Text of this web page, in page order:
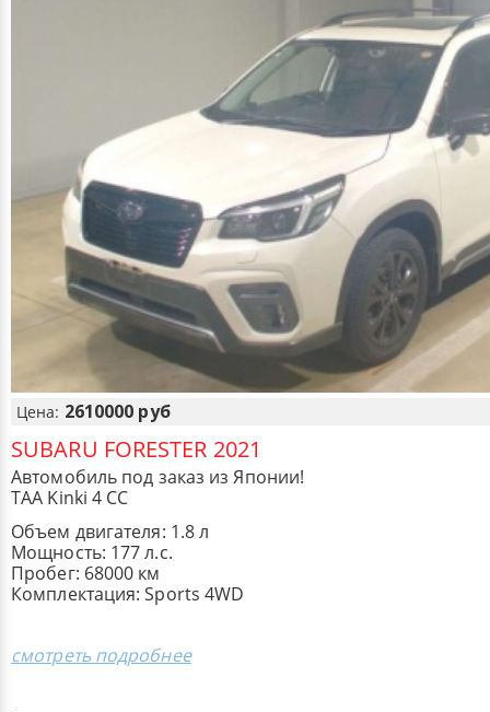
Цена: 2610000 руб
SUBARU FORESTER 2021
Автомобиль под заказ из Японии!
TAA Kinki 4 CC
Объем двигателя: 1.8 л
Мощность: 177 л.с.
Пробег: 68000 км
Комплектация: Sports 4WD
смотреть подробнее